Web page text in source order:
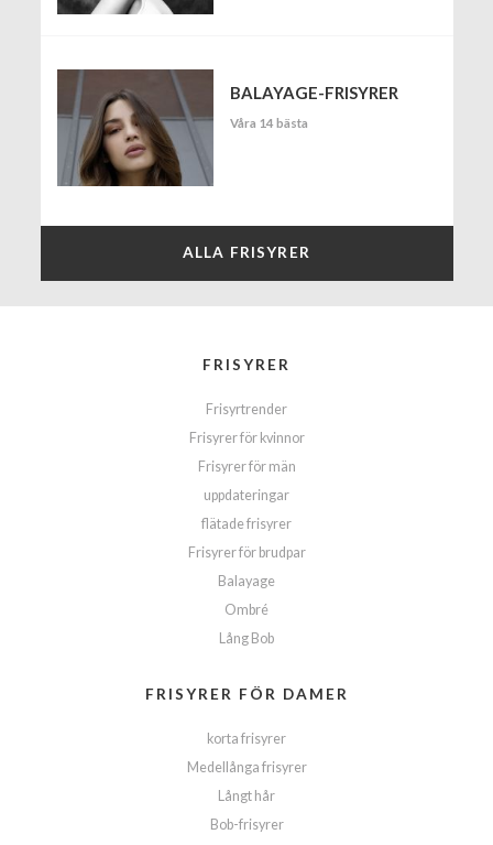
BALAYAGE-FRISYRER
Våra 14 bästa
ALLA FRISYRER
FRISYRER
Frisyrtrender
Frisyrer för kvinnor
Frisyrer för män
uppdateringar
flätade frisyrer
Frisyrer för brudpar
Balayage
Ombré
Lång Bob
FRISYRER FÖR DAMER
korta frisyrer
Medellånga frisyrer
Långt hår
Bob-frisyrer